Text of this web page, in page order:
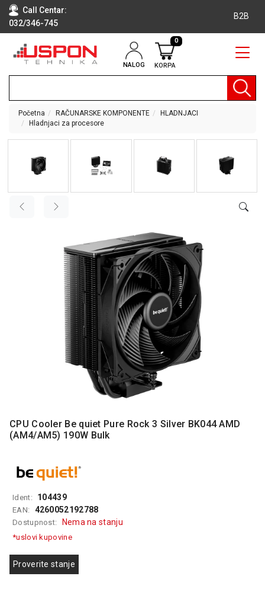
Call Centar:
032/346-745
B2B
NALOG KORPA
0
RAČUNARI
TEHNIKA
KLIME I
DODATNA
NEGA
LICA I
RAČUNARSKE
KOMPONENTE
RAČUNARSKE
GAMING
EELEKTRO
ZAŠTITA
Početna RAČUNARSKE KOMPONENTE
HLADNJACI
Hladnjaci za procesore
CPU Cooler Be quiet Pure Rock 3 Silver BK044 AMD
(AM4/AM5) 190W Bulk
Ident: 104439
EAN: 4260052192788
Dostupnost: Nema na stanju
*uslovi kupovine
Proverite stanje